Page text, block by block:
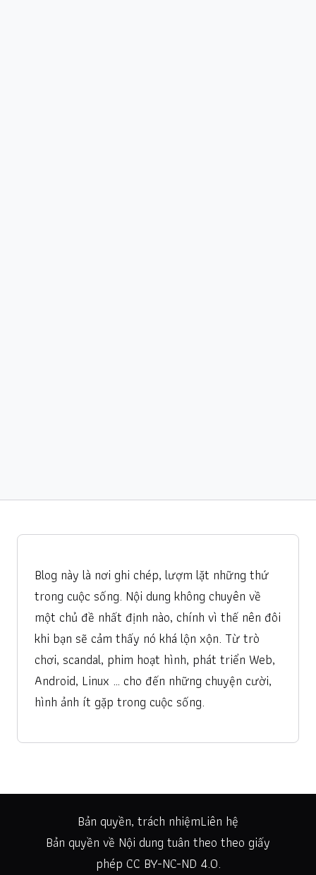
Blog này là nơi ghi chép, lượm lặt những thứ
trong cuộc sống. Nội dung không chuyên về
một chủ đề nhất định nào, chính vì thế nên đôi
khi bạn sẽ cảm thấy nó khá lộn xộn. Từ trò
chơi, scandal, phim hoạt hình, phát triển Web,
Android, Linux … cho đến những chuyện cười,
hình ảnh ít gặp trong cuộc sống.
Bản quyền, trách nhiệmLiên hệ
Bản quyền về Nội dung tuân theo theo giấy
phép CC BY-NC-ND 4.0.